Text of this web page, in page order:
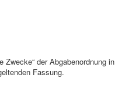
der Abgabenordnung in
Fassung.